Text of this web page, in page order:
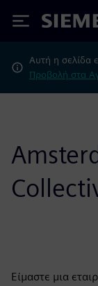
Siemens
Αυτή η σελίδα
Προβολή στα
Είμαστε μια